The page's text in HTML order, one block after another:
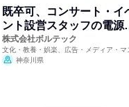
既卒可、コンサート・イ
ント設営スタッフの電源
門
株式会社ボルテック
文化・教養・娯楽、広告・メディア・マ
ミ、電力・ガス・水道・エネルギー
神奈川県